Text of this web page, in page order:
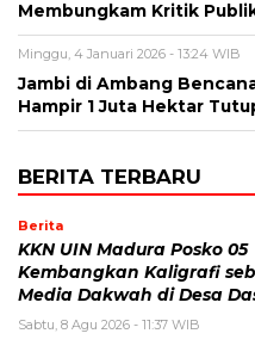
Membungkam Kritik
Minggu, 4 Januari 2026 - 13:24 WIB
Jambi di Ambang
Hampir 1 Juta Hektar
BERITA TERBARU
Berita
KKN UIN Madura Posko 05
Kembangkan Kaligrafi
Media Dakwah di Desa
Sabtu, 8 Agu 2026 - 11:37 WIB